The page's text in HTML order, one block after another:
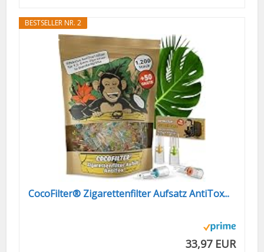
BESTSELLER NR. 2
CocoFilter® Zigarettenfilter Aufsatz AntiTox...
33,97 EUR